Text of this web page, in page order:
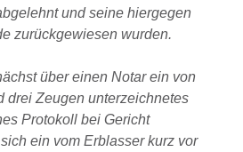
und seine hiergegen
zurückgewiesen wurden.
über einen Notar ein von
drei Zeugen unterzeichnetes
Protokoll bei Gericht
ein vom Erblasser kurz vor